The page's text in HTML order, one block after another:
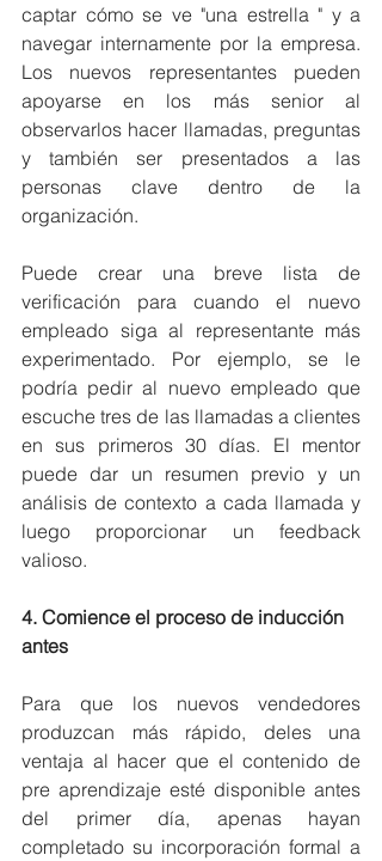
captar cómo se ve "una estrella " y a
navegar internamente por la empresa.
Los nuevos representantes pueden
apoyarse en los más senior al
observarlos hacer llamadas, preguntas
y también ser presentados a las
personas clave dentro de la
organización.
Puede crear una breve lista de
verificación para cuando el nuevo
empleado siga al representante más
experimentado. Por ejemplo, se le
podría pedir al nuevo empleado que
escuche tres de las llamadas a clientes
en sus primeros 30 días. El mentor
puede dar un resumen previo y un
análisis de contexto a cada llamada y
luego proporcionar un feedback
valioso.
4. Comience el proceso de inducción
antes
Para que los nuevos vendedores
produzcan más rápido, deles una
ventaja al hacer que el contenido de
pre aprendizaje esté disponible antes
del primer día, apenas hayan
completado su incorporación formal a